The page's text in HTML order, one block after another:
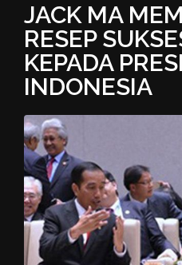
JACK MA
RESEP
KEPADA
INDONESIA